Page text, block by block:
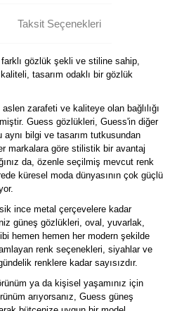
Taksit Seçenekleri
gözlük şekli ve stiline sahip,
tasarım odaklı bir gözlük
zarafeti ve kaliteye olan bağlılığı
Guess gözlükleri, Guess'in diğer
aynı bilgi ve tasarım tutkusundan
markalara göre stilistik bir avantaj
da, özenle seçilmiş mevcut renk
küresel moda dünyasının çok güçlü
ince metal çerçevelere kadar
güneş gözlükleri, oval, yuvarlak,
hemen hemen her modern şekilde
renk seçenekleri, siyahlar ve
renklere kadar sayısızdır.
ya da kişisel yaşamınız için
arıyorsanız, Guess güneş